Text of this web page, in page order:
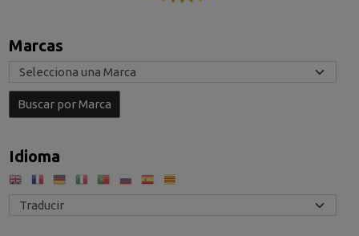
Marcas
Idioma